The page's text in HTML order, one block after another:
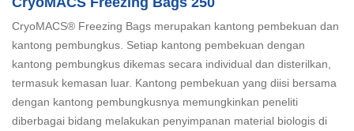
CryoMACS® Freezing Bags merupakan kantong pembekuan dan
kantong pembungkus. Setiap kantong pembekuan dengan
kantong pembungkus dikemas secara individual dan disterilkan,
termasuk kemasan luar. Kantong pembekuan yang diisi bersama
dengan kantong pembungkusnya memungkinkan peneliti
diberbagai bidang melakukan penyimpanan material biologis di